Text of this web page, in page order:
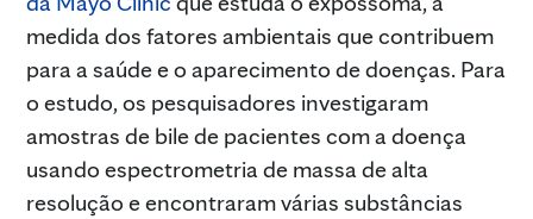
medida dos fatores ambientais que contribuem
para a saúde e o aparecimento de doenças. Para
o estudo, os pesquisadores investigaram
amostras de bile de pacientes com a doença
usando espectrometria de massa de alta
resolução e encontraram várias substâncias